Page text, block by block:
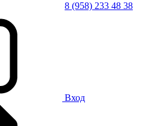
8 (958) 233 48 38
Вход